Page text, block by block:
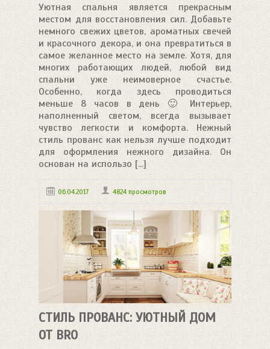
Уютная спальня является прекрасным
местом для восстановления сил. Добавьте
немного свежих цветов, ароматных свечей
и красочного декора, и она превратиться в
самое желанное место на земле. Хотя, для
многих работающих людей, любой вид
спальни уже неимоверное счастье.
Особенно, когда здесь проводиться
меньше 8 часов в день 🙂 Интерьер,
наполненный светом, всегда вызывает
чувство легкости и комфорта. Нежный
стиль прованс как нельзя лучше подходит
для оформления нежного дизайна. Он
основан на использо [...]
06.04.2017 4824 просмотров
СТИЛЬ ПРОВАНС: УЮТНЫЙ ДОМ
ОТ BRO